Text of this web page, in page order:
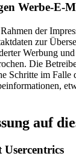
Werbe-E-
der
zur
Werbung
Die
Schritte im Falle
auf